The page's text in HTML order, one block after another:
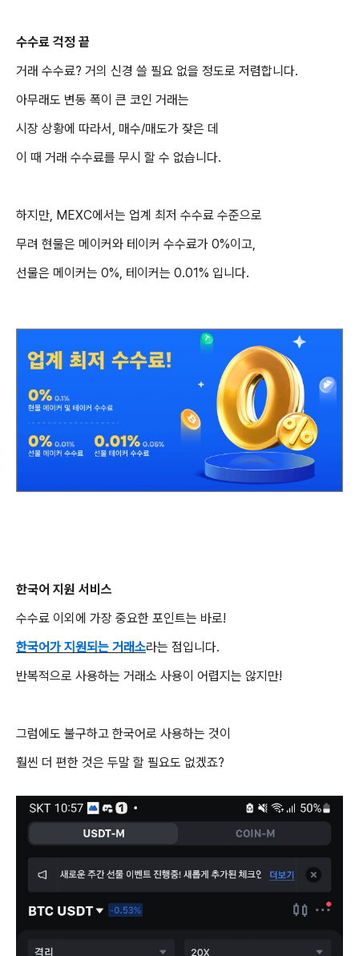
수수료 걱정 끝
거래 수수료? 거의 신경 쓸 필요 없을 정도로 저렴합니다.
아무래도 변동 폭이 큰 코인 거래는
시장 상황에 따라서, 매수/매도가 잦은 데
이 때 거래 수수료를 무시 할 수 없습니다.
하지만, MEXC에서는 업계 최저 수수료 수준으로
무려 현물은 메이커와 테이커 수수료가 0%이고,
선물은 메이커는 0%, 테이커는 0.01% 입니다.
한국어 지원 서비스
수수료 이외에 가장 중요한 포인트는 바로!
한국어가 지원되는 거래소라는 점입니다.
반복적으로 사용하는 거래소 사용이 어렵지는 않지만!
그럼에도 불구하고 한국어로 사용하는 것이
훨씬 더 편한 것은 두말 할 필요도 없겠죠?